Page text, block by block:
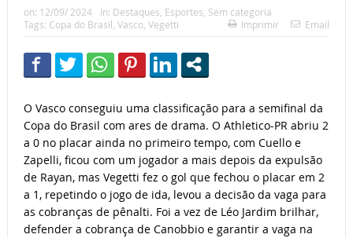
on: 12/09/ 2024 In: Destaques, Esportes, Sem categoria
Tags: Copa do Brasil, Vasco, Vegetti Imprimir Email
O Vasco conseguiu uma classificação para a semifinal da
Copa do Brasil com ares de drama. O Athletico-PR abriu 2
a 0 no placar ainda no primeiro tempo, com Cuello e
Zapelli, ficou com um jogador a mais depois da expulsão
de Rayan, mas Vegetti fez o gol que fechou o placar em 2
a 1, repetindo o jogo de ida, levou a decisão da vaga para
as cobranças de pênalti. Foi a vez de Léo Jardim brilhar,
defender a cobrança de Canobbio e garantir a vaga na